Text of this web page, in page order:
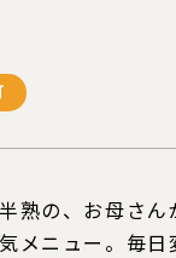
熟の、お母さん
メニュー。毎日